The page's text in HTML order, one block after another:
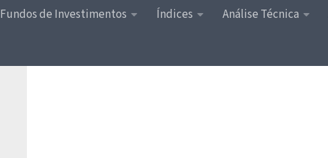
Fundos de Investimentos Índices Análise Técnica